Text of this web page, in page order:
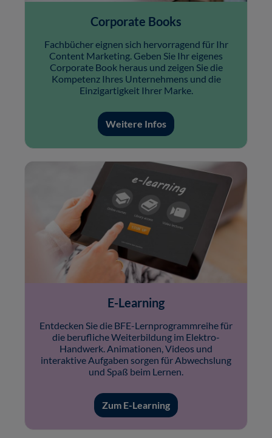
Corporate Books
Fachbücher eignen sich hervorragend für Ihr
Content Marketing. Geben Sie Ihr eigenes
Corporate Book heraus und zeigen Sie die
Kompetenz Ihres Unternehmens und die
Einzigartigkeit Ihrer Marke.
Weitere Infos
E-Learning
Entdecken Sie die BFE-Lernprogrammreihe für
die berufliche Weiterbildung im Elektro-
Handwerk. Animationen, Videos und
interaktive Aufgaben sorgen für Abwechslung
und Spaß beim Lernen.
Zum E-Learning